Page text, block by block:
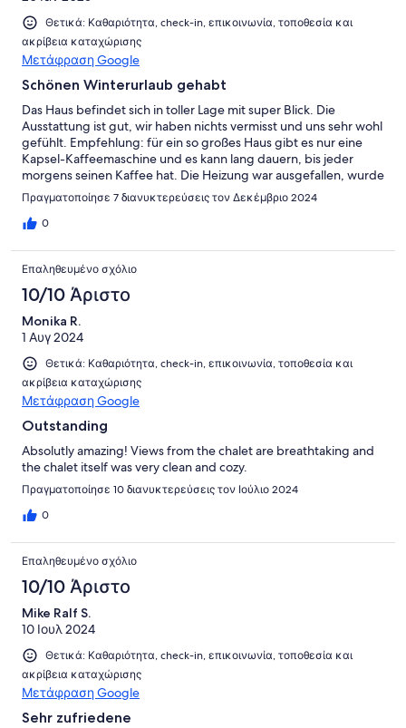
Θετικά: Καθαριότητα, check-in, επικοινωνία, τοποθεσία και
ακρίβεια καταχώρισης
Μετάφραση Google
Schönen Winterurlaub gehabt
Das Haus befindet sich in toller Lage mit super Blick. Die
Ausstattung ist gut, wir haben nichts vermisst und uns sehr wohl
gefühlt. Empfehlung: für ein so großes Haus gibt es nur eine
Kapsel-Kaffeemaschine und es kann lang dauern, bis jeder
morgens seinen Kaffee hat. Die Heizung war ausgefallen, wurde
aber von der Agentur schnell behoben.
Πραγματοποίησε 7 διανυκτερεύσεις τον Δεκέμβριο 2024
0
Επαληθευμένο σχόλιο
10/10 Άριστο
Monika R.
1 Αυγ 2024
Θετικά: Καθαριότητα, check-in, επικοινωνία, τοποθεσία και
ακρίβεια καταχώρισης
Μετάφραση Google
Outstanding
Absolutly amazing! Views from the chalet are breathtaking and
the chalet itself was very clean and cozy.
Πραγματοποίησε 10 διανυκτερεύσεις τον Ιούλιο 2024
0
Επαληθευμένο σχόλιο
10/10 Άριστο
Mike Ralf S.
10 Ιουλ 2024
Θετικά: Καθαριότητα, check-in, επικοινωνία, τοποθεσία και
ακρίβεια καταχώρισης
Μετάφραση Google
Sehr zufriedene